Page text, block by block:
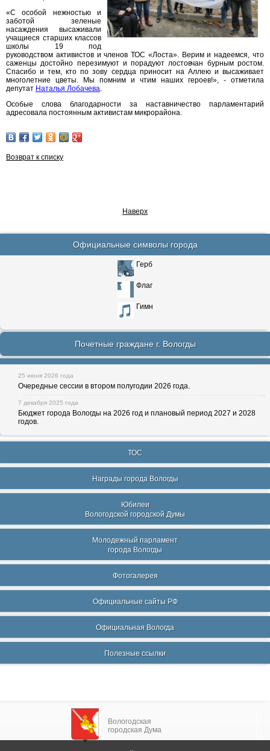
«С особой нежностью и
заботой зеленые
насаждения высаживали
учащиеся старших классов
школы 19 под
руководством активистов и членов ТОС «Лоста». Верим и надеемся, что
саженцы достойно перезимуют и порадуют лостовчан бурным ростом.
Спасибо и тем, кто по зову сердца приносит на Аллею и высаживает
многолетние цветы. Мы помним и чтим наших героев!», - отметила
депутат Наталья Лобачева.
Особые слова благодарности за наставничество парламентарий
адресовала постоянным активистам микрорайона.
Возврат к списку
Наверх
Официальные символы города
Герб
Флаг
Гимн
Почетные граждане г. Вологды
25 июня 2026 года
Очередные сессии в втором полугодии 2026 года.
7 декабря 2025 года
Бюджет города Вологды на 2026 год и плановый период 2027 и 2028
годов.
ТОС
Награды города Вологды
Юбилеи
Вологодской городской Думы
Молодежный парламент
города Вологды
Фотогалерея
Официальные сайты РФ
Официальная Вологда
Полезные ссылки
Вологодская
городская Дума